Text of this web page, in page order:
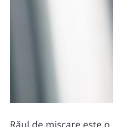
Răul de mișcare este